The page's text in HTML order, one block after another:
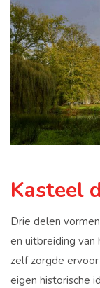
Kasteel
Drie delen
en uitbreiding
zelf zorgde
eigen historische